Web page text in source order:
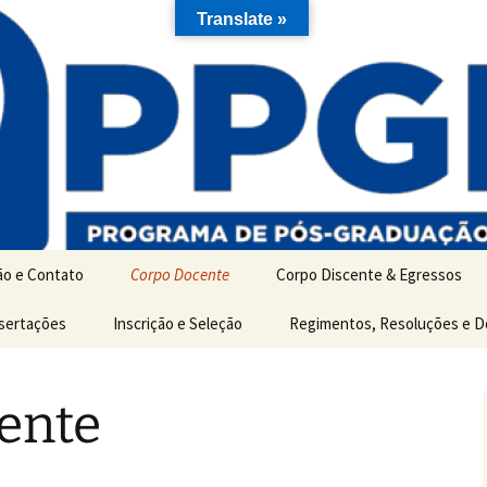
e Contato Corpo Docente Corpo Discente & Egressos
Discentes de Mestrado
Inscrição e Seleção Regimentos, Resoluções e
Translate »